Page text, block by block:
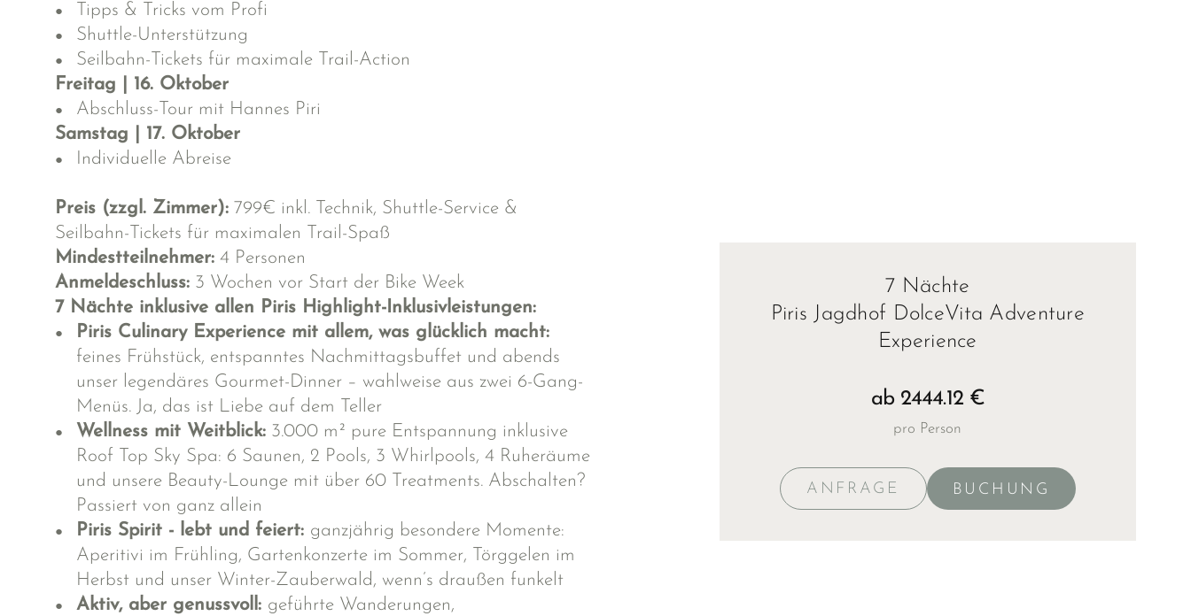
Tipps & Tricks vom Profi
Shuttle-Unterstützung
Seilbahn-Tickets für maximale Trail-Action
Freitag | 16. Oktober
Abschluss-Tour mit Hannes Piri
Samstag | 17. Oktober
Individuelle Abreise
Preis (zzgl. Zimmer):799€ inkl. Technik, Shuttle-Service &
Seilbahn-Tickets für maximalen Trail-Spaß
Mindestteilnehmer:4 Personen
Anmeldeschluss:3 Wochen vor Start der Bike Week
7 Nächte inklusive allen Piris Highlight-Inklusivleistungen:
Piris Culinary Experience mit allem, was glücklich macht:
feines Frühstück, entspanntes Nachmittagsbuffet und abends
unser legendäres Gourmet-Dinner – wahlweise aus zwei 6-Gang-
Menüs. Ja, das ist Liebe auf dem Teller
Wellness mit Weitblick:3.000 m² pure Entspannung inklusive
Roof Top Sky Spa: 6 Saunen, 2 Pools, 3 Whirlpools, 4 Ruheräume
und unsere Beauty-Lounge mit über 60 Treatments. Abschalten?
Passiert von ganz allein
Piris Spirit - lebt und feiert: ganzjährig besondere Momente:
Aperitivi im Frühling, Gartenkonzerte im Sommer, Törggelen im
Herbst und unser Winter-Zauberwald, wenn’s draußen funkelt
Aktiv, aber genussvoll: geführte Wanderungen,
7 Nächte
Piris Jagdhof DolceVita Adventure
Experience
ab 2444.12 €
pro Person
ANFRAGE BUCHUNG